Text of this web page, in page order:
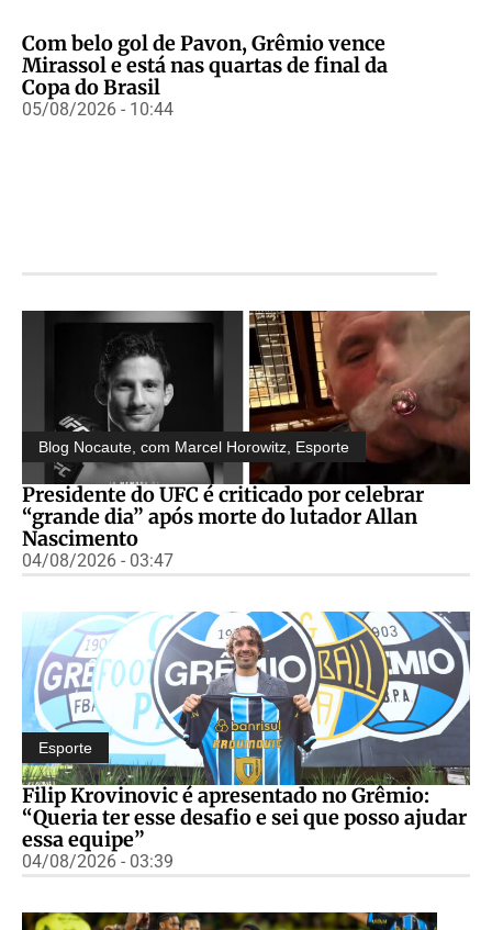
Com belo gol de Pavon, Grêmio vence
Mirassol e está nas quartas de final da
Copa do Brasil
05/08/2026 - 10:44
Blog Nocaute, com Marcel Horowitz Esporte
Presidente do UFC é criticado por celebrar
“grande dia” após morte do lutador Allan
Nascimento
04/08/2026 - 03:47
Esporte
Filip Krovinovic é apresentado no Grêmio:
“Queria ter esse desafio e sei que posso ajudar
essa equipe”
04/08/2026 - 03:39